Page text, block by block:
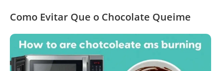
Como Evitar Que o Chocolate Queime